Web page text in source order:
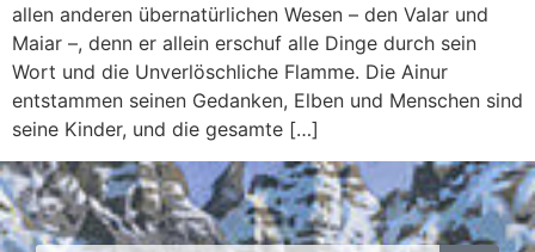
allen anderen übernatürlichen Wesen – den Valar und
Maiar –, denn er allein erschuf alle Dinge durch sein
Wort und die Unverlöschliche Flamme. Die Ainur
entstammen seinen Gedanken, Elben und Menschen sind
seine Kinder, und die gesamte […]